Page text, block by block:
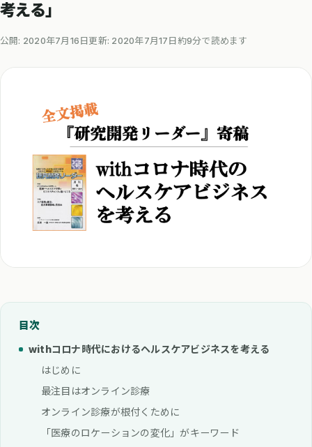
考える」
公開: 2020年7月16日 更新: 2020年7月17日 約9分で読めます
目次
withコロナ時代におけるヘルスケアビジネスを考える
はじめに
最注目はオンライン診療
オンライン診療が根付くために
「医療のロケーションの変化」がキーワード